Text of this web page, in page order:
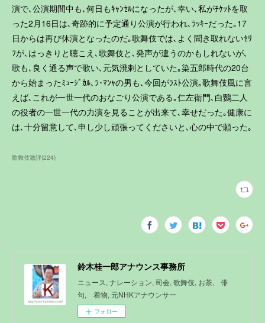
演で､公演期間中も､何日もｷｬﾝｾﾙになったが､幸い､私がﾁｹｯﾄを取
った2月16日は､奇跡的に予定通り公演が行われ､ﾗｯｷｰだった｡17
日からは再び休演となったのだ｡歌舞伎では､よく聞き取れないｾﾘ
ﾌが､はっきりと聴こえ､歌舞伎と､発声が違うのかもしれないが､
歌も､良く通る声で歌い､元気溌剌としていた｡染五郎時代の20台
から始まったﾐｭｰｼﾞｶﾙ､ﾗ･ﾏﾝｬの男も､今回がﾗｽﾄ公演｡歌舞伎風に言
えば､これが一世一代のおなごり公演である｡仁左衛門､白鸚二人
の役者の一世一代の力演を見ることが出来て､幸せだった｡健康に
は､十分留意して､申し少し頑張ってくださいと､心の中で願った｡
歌舞伎激評(224)
鈴木桂一郎アナウンス事務所
ニュース, ナレーション, 司会, 歌舞伎, お茶, 俳
句, 着物, 元NHKアナウンサー
フォロー